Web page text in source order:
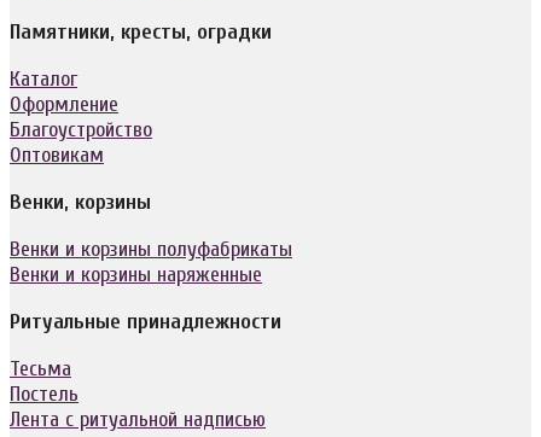
Памятники, кресты, оградки
Каталог
Оформление
Благоустройство
Оптовикам
Венки, корзины
Венки и корзины полуфабрикаты
Венки и корзины наряженные
Ритуальные принадлежности
Тесьма
Постель
Лента с ритуальной надписью